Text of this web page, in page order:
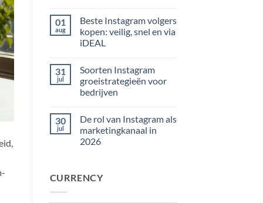
en
snel
in
Nederland
op
Instagram
comments
veilig
voor
kopers
01
aug
Beste Instagram volgers
kopen: veilig, snel en via
iDEAL
op
Instagram
volgers
snel
en
via
iDEAL
31
jul
Soorten Instagram
groeistrategieën voor
bedrijven
op
Soorten
Instagram
groeistrategieën
30
jul
De rol van Instagram als
marketingkanaal in
2026
De
rol
CURRENCY